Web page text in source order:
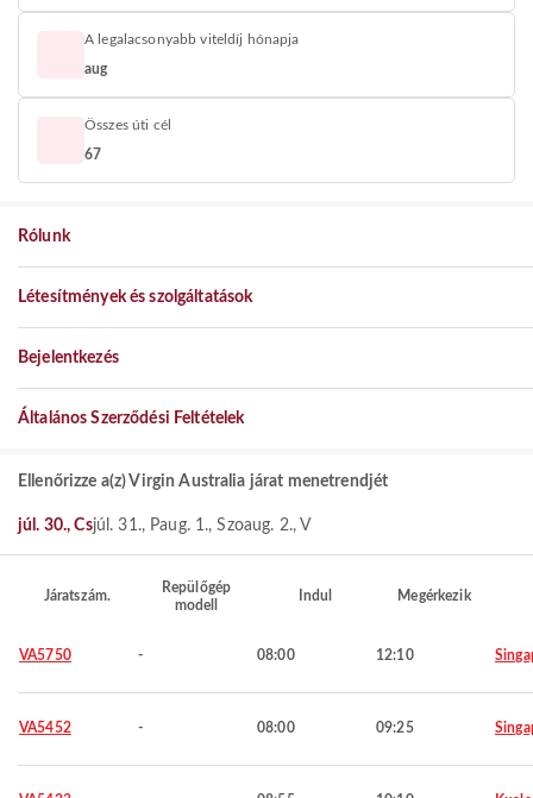
A legalacsonyabb viteldíj hónapja
aug
Összes úti cél
67
Rólunk
Létesítmények és szolgáltatások
Bejelentkezés
Általános Szerződési Feltételek
Ellenőrizze a(z) Virgin Australia járat menetrendjét
júl. 30., Csjúl. 31., Paug. 1., Szoaug. 2., V
Járatszám.
Repülőgép
modell
Indul Megérkezik
VA5750 - 08:00 12:10
VA5452 - 08:00 09:25